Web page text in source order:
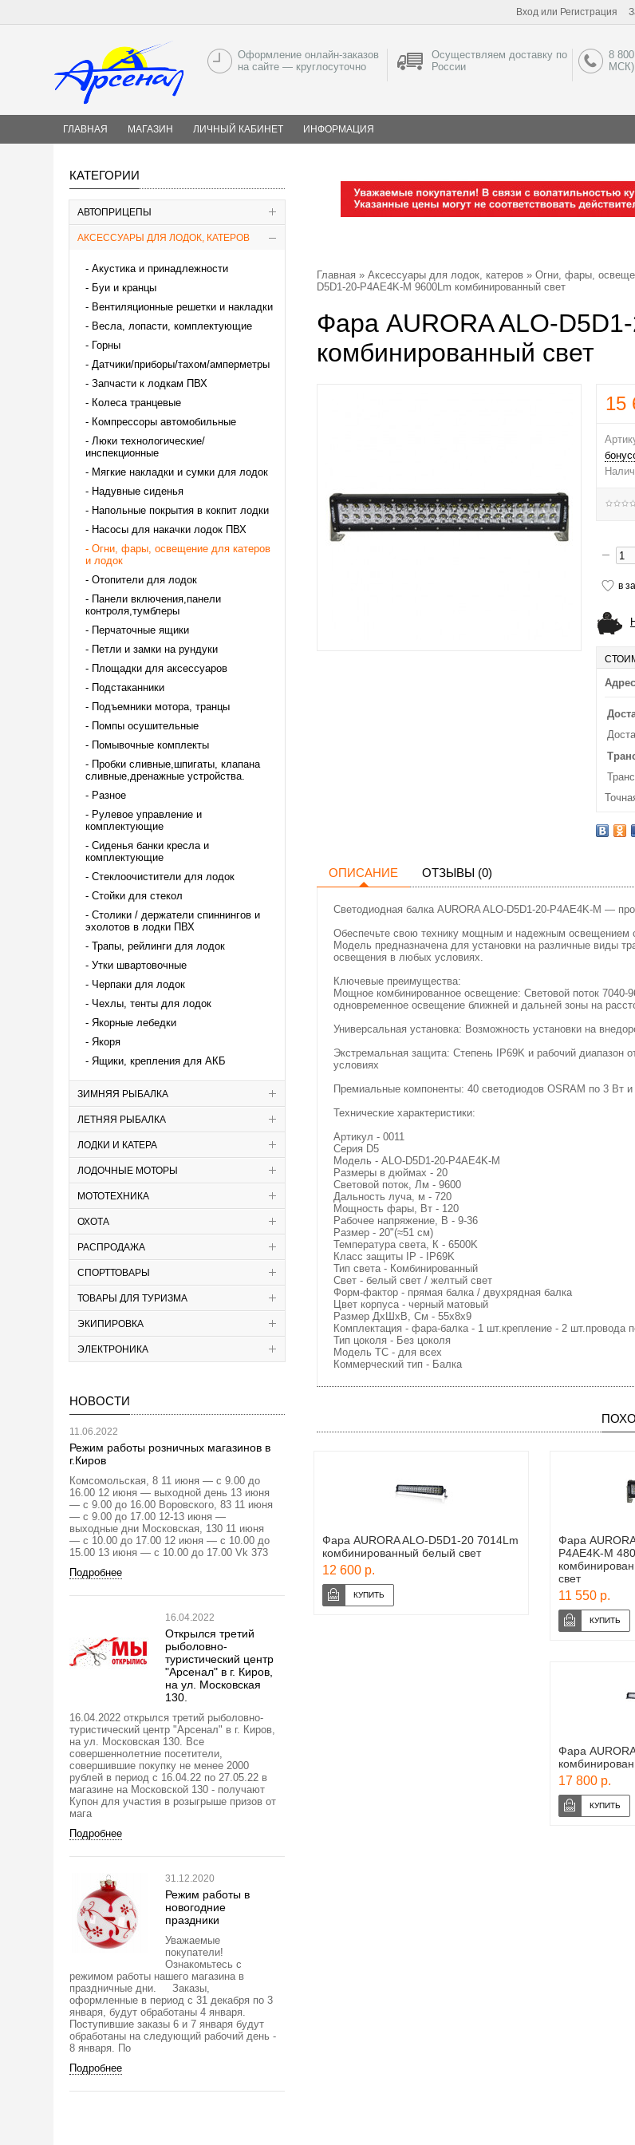
Вход или Регистрация
Оформление онлайн-заказов
на сайте — круглосуточно
Осуществляем доставку по
России
8
МСК)
ГЛАВНАЯ МАГАЗИН ЛИЧНЫЙ КАБИНЕТ ИНФОРМАЦИЯ
КАТЕГОРИИ
АВТОПРИЦЕПЫ
АКСЕССУАРЫ ДЛЯ ЛОДОК, КАТЕРОВ
Акустика и принадлежности
Буи и кранцы
Вентиляционные решетки и накладки
Весла, лопасти, комплектующие
Горны
Датчики/приборы/тахом/амперметры
Запчасти к лодкам ПВХ
Колеса транцевые
Компрессоры автомобильные
Люки технологические/
инспекционные
Мягкие накладки и сумки для лодок
Надувные сиденья
Напольные покрытия в кокпит лодки
Насосы для накачки лодок ПВХ
Огни, фары, освещение для катеров
и лодок
Отопители для лодок
Панели включения,панели
контроля,тумблеры
Перчаточные ящики
Петли и замки на рундуки
Площадки для аксессуаров
Подстаканники
Подъемники мотора, транцы
Помпы осушительные
Помывочные комплекты
Пробки сливные,шпигаты, клапана
сливные,дренажные устройства.
Разное
Рулевое управление и
комплектующие
Сиденья банки кресла и
комплектующие
Стеклоочистители для лодок
Стойки для стекол
Столики / держатели спиннингов и
эхолотов в лодки ПВХ
Трапы, рейлинги для лодок
Утки швартовочные
Черпаки для лодок
Чехлы, тенты для лодок
Якорные лебедки
Якоря
Ящики, крепления для АКБ
ЗИМНЯЯ РЫБАЛКА
ЛЕТНЯЯ РЫБАЛКА
ЛОДКИ И КАТЕРА
ЛОДОЧНЫЕ МОТОРЫ
МОТОТЕХНИКА
ОХОТА
РАСПРОДАЖА
СПОРТТОВАРЫ
ТОВАРЫ ДЛЯ ТУРИЗМА
ЭКИПИРОВКА
ЭЛЕКТРОНИКА
НОВОСТИ
11.06.2022
Режим работы розничных магазинов в
г.Киров
Комсомольская, 8 11 июня — с 9.00 до
16.00 12 июня — выходной день 13 июня
— с 9.00 до 16.00 Воровского, 83 11 июня
— с 9.00 до 17.00 12-13 июня —
выходные дни Московская, 130 11 июня
— с 10.00 до 17.00 12 июня — с 10.00 до
15.00 13 июня — с 10.00 до 17.00 Vk 373
Подробнее
16.04.2022
Открылся третий
рыболовно-
туристический центр
"Арсенал" в г. Киров,
на ул. Московская
130.
16.04.2022 открылся третий рыболовно-
туристический центр "Арсенал" в г. Киров,
на ул. Московская 130. Все
совершеннолетние посетители,
совершившие покупку не менее 2000
рублей в период с 16.04.22 по 27.05.22 в
магазине на Московской 130 - получают
Купон для участия в розыгрыше призов от
мага
Подробнее
31.12.2020
Режим работы в
новогодние
праздники
Уважаемые
покупатели!
Ознакомьтесь с
режимом работы нашего магазина в
праздничные дни. Заказы,
оформленные в период с 31 декабря по 3
января, будут обработаны 4 января.
Поступившие заказы 6 и 7 января будут
обработаны на следующий рабочий день -
8 января. По
Подробнее
Главная » Аксессуары для лодок, катеров » Огни, фары,
D5D1-20-P4AE4K-M 9600Lm комбинированный свет
Фара AURORA ALO-
комбинированный свет
15
в
ОПИСАНИЕ ОТЗЫВЫ (0)
Светодиодная балка AURORA ALO-D5D1-20-P4AE4K-M —
Обеспечьте свою технику мощным и надежным освещением
Модель предназначена для установки на различные виды
освещения в любых условиях.
Ключевые преимущества:
Мощное комбинированное освещение: Световой поток 7040-
одновременное освещение ближней и дальней зоны на
Универсальная установка: Возможность установки на
Экстремальная защита: Степень IP69K и рабочий диапазон
условиях
Премиальные компоненты: 40 светодиодов OSRAM по 3 Вт
Технические характеристики:
Артикул - 0011
Серия D5
Модель - ALO-D5D1-20-P4AE4K-M
Размеры в дюймах - 20
Световой поток, Лм - 9600
Дальность луча, м - 720
Мощность фары, Вт - 120
Рабочее напряжение, В - 9-36
Размер - 20"(≈51 см)
Температура света, К - 6500K
Класс защиты IP - IP69K
Тип света - Комбинированный
Свет - белый свет / желтый свет
Форм-фактор - прямая балка / двухрядная балка
Цвет корпуса - черный матовый
Размер ДхШхВ, См - 55х8х9
Комплектация - фара-балка - 1 шт.крепление - 2 шт.провода
Тип цоколя - Без цоколя
Модель ТС - для всех
Коммерческий тип - Балка
Фара AURORA ALO-D5D1-20 7014Lm
комбинированный белый свет
12 600 р.
Фара
P4AE4K-M
свет
11 550 р.
Фара
17 800 р.